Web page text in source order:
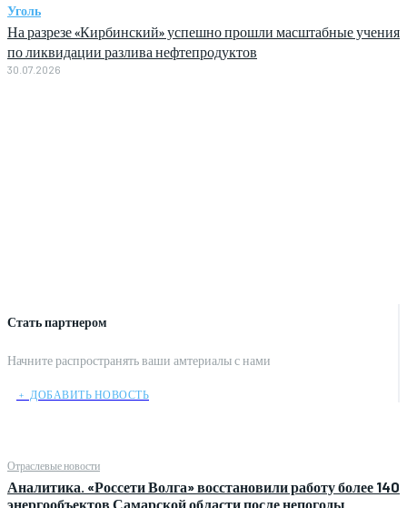
Стать партнером
Начните распространять ваши амтериалы с нами
﹢ ДОБАВИТЬ НОВОСТЬ
Отраслевые новости
Аналитика. «Россети Волга» восстановили работу более 140
энергообъектов Самарской области после непогоды
Уголь
На разрезе «Кирбинский» успешно прошли масштабные учения
по ликвидации разлива нефтепродуктов
30.07.2026